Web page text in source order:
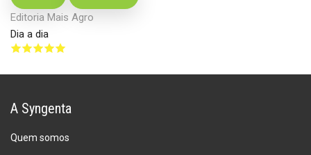
Editoria Mais Agro
Dia a dia
A Syngenta
Quem somos